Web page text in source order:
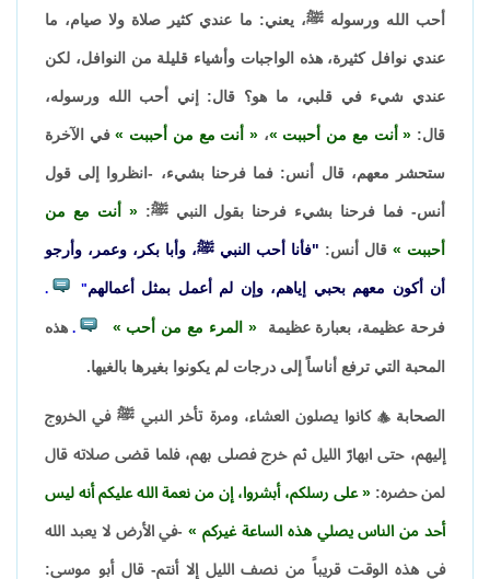
أحب الله ورسوله ﷺ، يعني: ما عندي كثير صلاة ولا صيام، ما
عندي نوافل كثيرة، هذه الواجبات وأشياء قليلة من النوافل، لكن
عندي شيء في قلبي، ما هو؟ قال: إني أحب الله ورسوله،
قال: أنت مع من أحببت ، أنت مع من أحببت في الآخرة
ستحشر معهم، قال أنس: فما فرحنا بشيء، -انظروا إلى قول
أنس- فما فرحنا بشيء فرحنا بقول النبي ﷺ: أنت مع من
أحببت قال أنس: "فأنا أحب النبي ﷺ، وأبا بكر، وعمر، وأرجو
أن أكون معهم بحبي إياهم، وإن لم أعمل بمثل أعمالهم"
.
فرحة عظيمة، بعبارة عظيمة المرء مع من أحب . هذه
المحبة التي ترفع أناساً إلى درجات لم يكونوا بغيرها بالغيها.
الصحابة كانوا يصلون العشاء، ومرة تأخر النبي ﷺ في الخروج
إليهم، حتى ابهارّ الليل ثم خرج فصلى بهم، فلما قضى صلاته قال
لمن حضره: على رسلكم، أبشروا، إن من نعمة الله عليكم أنه ليس
أحد من الناس يصلي هذه الساعة غيركم -في الأرض لا يعبد الله
في هذه الوقت قريباً من نصف الليل إلا أنتم- قال أبو موسى: